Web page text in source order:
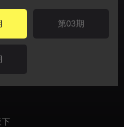
第03期